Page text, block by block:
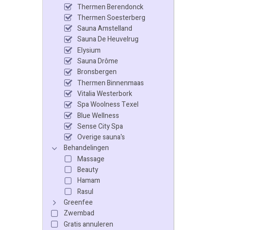
Thermen Berendonck
Thermen Soesterberg
Sauna Amstelland
Sauna De Heuvelrug
Elysium
Sauna Drôme
Bronsbergen
Thermen Binnenmaas
Vitalia Westerbork
Spa Woolness Texel
Blue Wellness
Sense City Spa
Overige sauna's
Behandelingen
Massage
Beauty
Hamam
Rasul
Greenfee
Zwembad
Gratis annuleren